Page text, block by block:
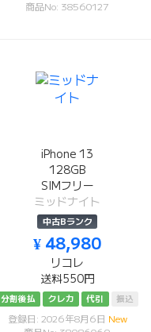
商品No: 38560127
iPhone 13
128GB
SIMフリー
ミッドナイト
中古Bランク
¥ 48,980
リコレ
送料550円
分割後払 クレカ 代引 振込
登録日: 2026年8月6日 New